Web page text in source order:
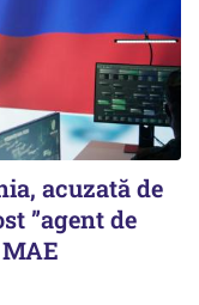
acuzată de
”agent de